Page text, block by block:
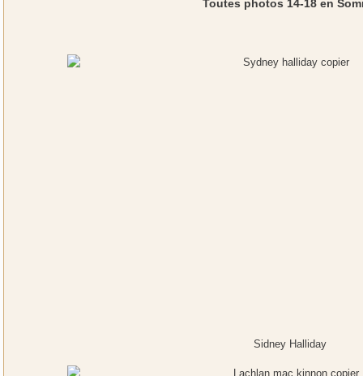
Toutes photos 14-18 en
Sidney Halliday